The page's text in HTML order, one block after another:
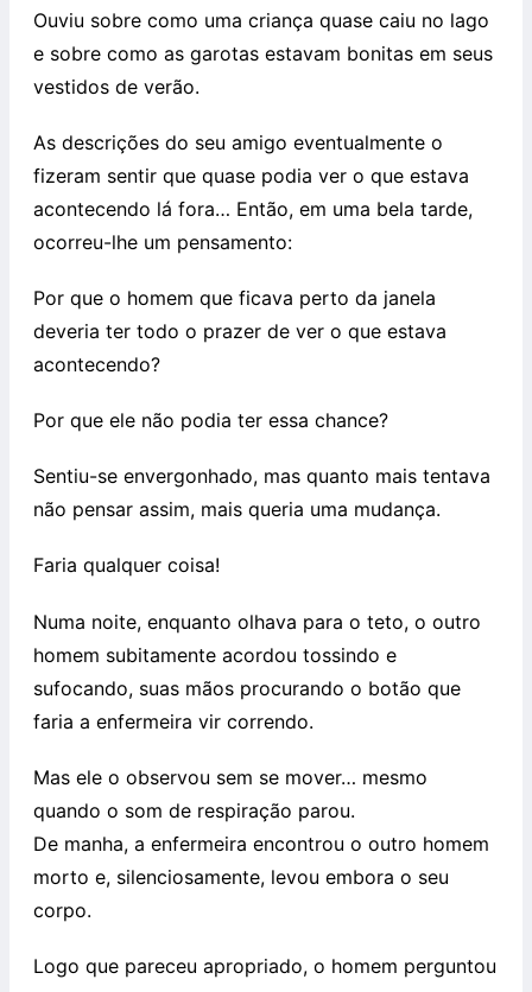
Ouviu sobre como uma criança quase caiu no lago
e sobre como as garotas estavam bonitas em seus
vestidos de verão.
As descrições do seu amigo eventualmente o
fizeram sentir que quase podia ver o que estava
acontecendo lá fora… Então, em uma bela tarde,
ocorreu-lhe um pensamento:
Por que o homem que ficava perto da janela
deveria ter todo o prazer de ver o que estava
acontecendo?
Por que ele não podia ter essa chance?
Sentiu-se envergonhado, mas quanto mais tentava
não pensar assim, mais queria uma mudança.
Faria qualquer coisa!
Numa noite, enquanto olhava para o teto, o outro
homem subitamente acordou tossindo e
sufocando, suas mãos procurando o botão que
faria a enfermeira vir correndo.
Mas ele o observou sem se mover… mesmo
quando o som de respiração parou.
De manha, a enfermeira encontrou o outro homem
morto e, silenciosamente, levou embora o seu
corpo.
Logo que pareceu apropriado, o homem perguntou